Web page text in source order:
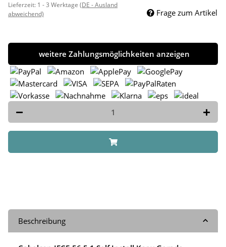
Lieferzeit: 1 - 3 Werktage (DE - Ausland
abweichend)
Frage zum Artikel
weitere Zahlungsmöglichkeiten anzeigen
Beschreibung